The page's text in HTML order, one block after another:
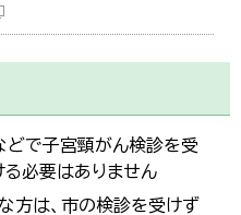
どで子宮頸がん検診を受
る必要はありません
方は、市の検診を受けず